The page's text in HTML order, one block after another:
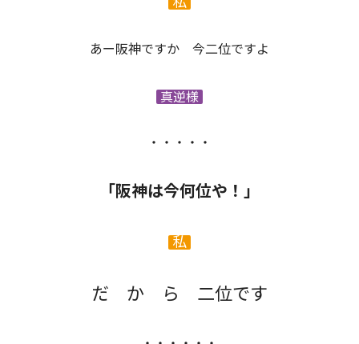
あー阪神ですか 今二位ですよ
真逆様
・・・・・
「阪神は今何位や！」
私
だ か ら 二位です